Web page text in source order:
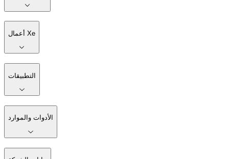
أعمال Xe
التطبيقات
الأدوات والموارد